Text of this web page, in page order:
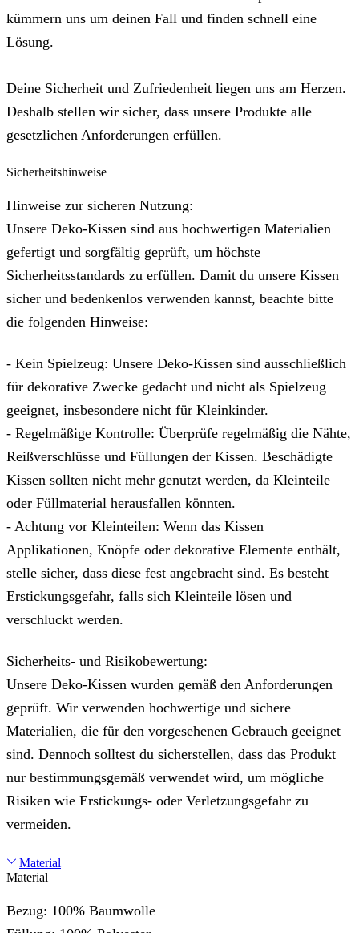
kümmern uns um deinen Fall und finden schnell eine
Lösung.
Deine Sicherheit und Zufriedenheit liegen uns am Herzen.
Deshalb stellen wir sicher, dass unsere Produkte alle
gesetzlichen Anforderungen erfüllen.
Sicherheitshinweise
Hinweise zur sicheren Nutzung:
Unsere Deko-Kissen sind aus hochwertigen Materialien
gefertigt und sorgfältig geprüft, um höchste
Sicherheitsstandards zu erfüllen. Damit du unsere Kissen
sicher und bedenkenlos verwenden kannst, beachte bitte
die folgenden Hinweise:
- Kein Spielzeug: Unsere Deko-Kissen sind ausschließlich
für dekorative Zwecke gedacht und nicht als Spielzeug
geeignet, insbesondere nicht für Kleinkinder.
- Regelmäßige Kontrolle: Überprüfe regelmäßig die Nähte,
Reißverschlüsse und Füllungen der Kissen. Beschädigte
Kissen sollten nicht mehr genutzt werden, da Kleinteile
oder Füllmaterial herausfallen könnten.
- Achtung vor Kleinteilen: Wenn das Kissen
Applikationen, Knöpfe oder dekorative Elemente enthält,
stelle sicher, dass diese fest angebracht sind. Es besteht
Erstickungsgefahr, falls sich Kleinteile lösen und
verschluckt werden.
Sicherheits- und Risikobewertung:
Unsere Deko-Kissen wurden gemäß den Anforderungen
geprüft. Wir verwenden hochwertige und sichere
Materialien, die für den vorgesehenen Gebrauch geeignet
sind. Dennoch solltest du sicherstellen, dass das Produkt
nur bestimmungsgemäß verwendet wird, um mögliche
Risiken wie Erstickungs- oder Verletzungsgefahr zu
vermeiden.
Material
Material
Bezug: 100% Baumwolle